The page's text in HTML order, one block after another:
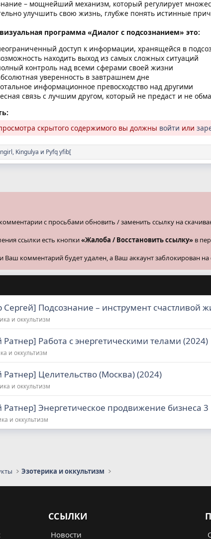
– мощнейший механизм, который регулирует
улучшить свою жизнь, глубже понять истинные
программа «Диалог с подсознанием» это:
доступ к информации, хранящейся в
находить выход из самых сложных ситуаций
контроль над всеми сферами своей жизни
уверенность в завтрашнем дне
информационное превосходство над другими
связь с лучшим другом, который не предаст и не
скрытого содержимого вы должны войти или
, Kingulya и Pyfq yfib[
с просьбами обновить / заменить ссылку на
ссылки есть кнопки«Жалоба / Восстановить ссылку» в
комментарий будет удален, а Ваш аккаунт заблокирован на
Сергей] Подсознание – инструмент счастливой
и оккультизм
Ратнер] Работа с энергетическими телами (2024)
и оккультизм
Ратнер] Целительство (Москва) (2024)
и оккультизм
Ратнер] Энергетическое продвижение бизнеса 3
и оккультизм
почта
Эзотерика и оккультизм
ССЫЛКИ
Новости